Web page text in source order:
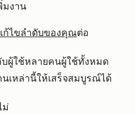
มงาน
ก้ไขลำดับของคุณต่อ
ผู้ใช้หลายคนผู้ใช้ทั้งหมด
เหล่านี้ให้เสร็จสมบูรณ์ได้
ม่